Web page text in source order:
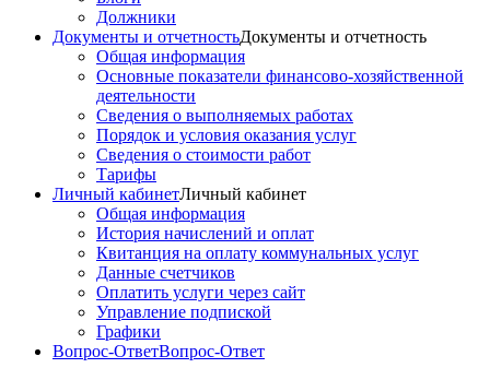
Должники
Документы и отчетностьДокументы и отчетность
Общая информация
Основные показатели финансово-хозяйственной
деятельности
Сведения о выполняемых работах
Порядок и условия оказания услуг
Сведения о стоимости работ
Тарифы
Личный кабинетЛичный кабинет
Общая информация
История начислений и оплат
Квитанция на оплату коммунальных услуг
Данные счетчиков
Оплатить услуги через сайт
Управление подпиской
Графики
Вопрос-ОтветВопрос-Ответ